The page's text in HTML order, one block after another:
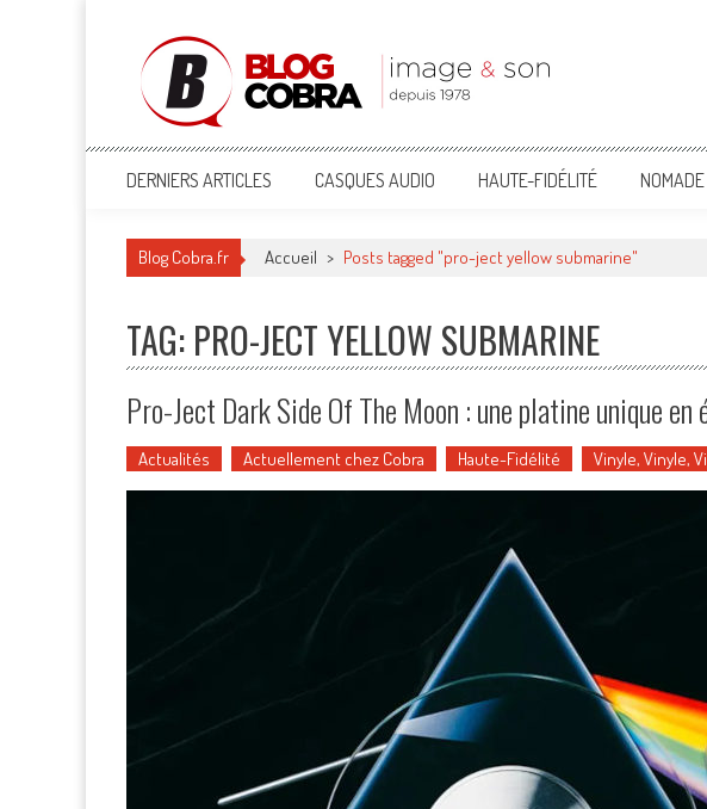
Blog Cobra
Toute l'actu Image & Son !
DERNIERS ARTICLES CASQUES AUDIO HAUTE-FIDÉLITÉ
Blog Cobra.fr Accueil > Posts tagged "pro-ject yellow submarine"
TAG: PRO-JECT YELLOW SUBMARINE
Pro-Ject Dark Side Of The Moon : une platine unique
Actualités Actuellement chez Cobra Haute-Fidélité Vinyle, Vinyle,